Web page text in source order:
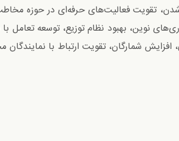
تقویت فعالیت‌های حرفه‌ای در حوزه
نوین، بهبود نظام توزیع، توسعه تعامل
افزایش شمارگان، تقویت ارتباط با